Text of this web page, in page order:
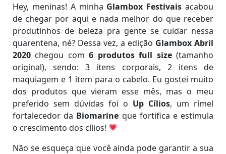
Hey, meninas! A minha Glambox Festivais acabou
de chegar por aqui e nada melhor do que receber
produtinhos de beleza pra gente se cuidar nessa
quarentena, né? Dessa vez, a edição Glambox Abril
2020 chegou com6 produtos full size(tamanho
original), sendo: 3 itens corporais, 2 itens de
maquiagem e 1 item para o cabelo. Eu gostei muito
dos produtos que vieram esse mês, mas o meu
preferido sem dúvidas foi o Up Cílios, um rímel
fortalecedor da Biomarine que fortifica e estimula
o crescimento dos cílios!
Não se esqueça que você ainda pode garantir a sua